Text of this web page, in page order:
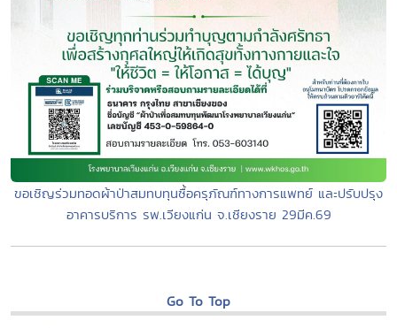
ขอเชิญร่วมทอดผ้าป่าสมทบทุนซื้อครุภัณฑ์ทางการแพทย์ และปรับปรุง
อาคารบริการ รพ.เวียงแก่น จ.เชียงราย 29มีค.69
Go To Top